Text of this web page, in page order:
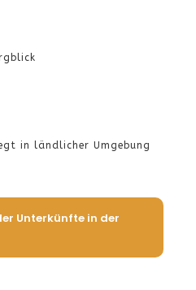
in ländlicher Umgebung
Unterkünfte in der